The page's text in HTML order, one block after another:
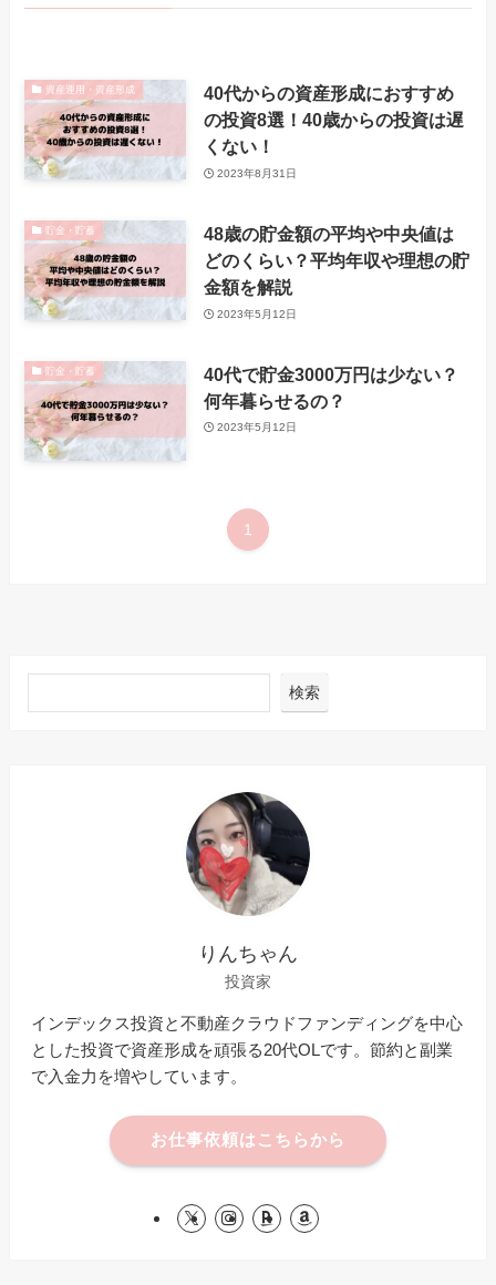
資産運用・資産形成
40代からの資産形成におすすめ
の投資8選！40歳からの投資は遅
くない！
2023年8月31日
貯金・貯蓄
48歳の貯金額の平均や中央値は
どのくらい？平均年収や理想の貯
金額を解説
2023年5月12日
貯金・貯蓄
40代で貯金3000万円は少ない？
何年暮らせるの？
2023年5月12日
1
検索
りんちゃん
投資家
インデックス投資と不動産クラウドファンディングを中心
とした投資で資産形成を頑張る20代OLです。節約と副業
で入金力を増やしています。
お仕事依頼はこちらから